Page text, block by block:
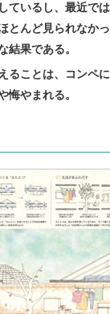
ているし、最近で
とんど見られなか
結果である。
ることは、コンペ
悔やまれる。